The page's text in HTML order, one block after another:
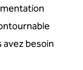
besoin